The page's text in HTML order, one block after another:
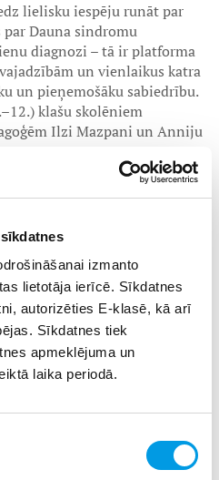
izmanto
lietotāja ierīcē. Sīkdatnes
autorizēties E-klasē, kā arī
Sīkdatnes tiek
apmeklējuma un
laika periodā.
lielisku iespēju runāt par
Dauna sindromu
diagnozi – tā ir platforma
un vienlaikus katra
un pieņemošāku sabiedrību.
klašu skolēniem
Ilzi Mazpani un Anniju
pieejami
visi esam vienādi. Ieraudzīt
pasaulei, kurā ikvienam
taču kopā mēs to varam
ka esam ieraudzījuši to,
Tālab aicinām skolotājus
skolēnus 21. martā
dienu kinoteātris “Cinamon